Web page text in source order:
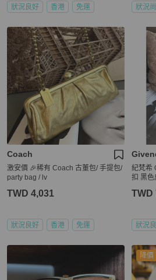
狀況良好 香港 免運 狀況尚
Coach
激安價 🎉稀有 Coach 古董包/ 手提包/
party bag / lv
TWD 4,031
狀況良好 香港 免運
紀梵希
扣 黑色
TWD
狀況
降價